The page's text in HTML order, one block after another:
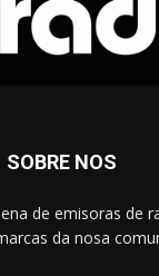
SOBRE NOS
de emisoras de
da nosa